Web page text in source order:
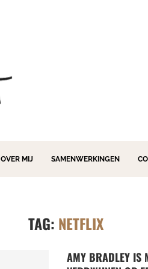
OVER MIJ SAMENWERKINGEN
TAG: NETFLIX
AMY BRADLEY IS